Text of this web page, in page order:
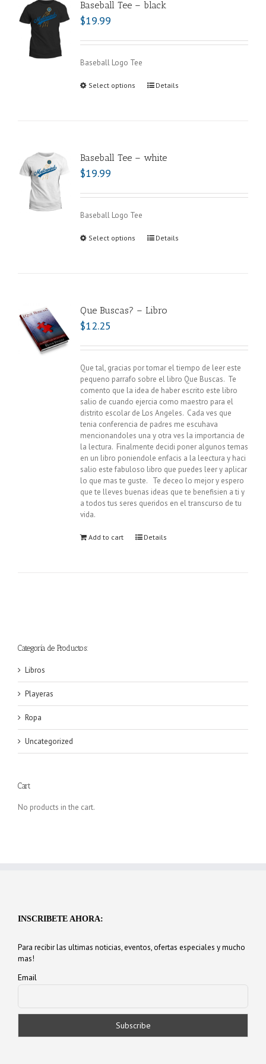
Baseball Tee – black
$19.99
Baseball Logo Tee
Select options Details
Baseball Tee – white
$19.99
Baseball Logo Tee
Select options Details
Que Buscas? – Libro
$12.25
Que tal, gracias por tomar el tiempo de leer este
pequeno parrafo sobre el libro Que Buscas. Te
comento que la idea de haber escrito este libro
salio de cuando ejercia como maestro para el
distrito escolar de Los Angeles. Cada ves que
tenia conferencia de padres me escuhava
mencionandoles una y otra ves la importancia de
la lectura. Finalmente decidi poner algunos temas
en un libro poniendole enfacis a la leectura y haci
salio este fabuloso libro que puedes leer y aplicar
lo que mas te guste. Te deceo lo mejor y espero
que te lleves buenas ideas que te benefisien a ti y
a todos tus seres queridos en el transcurso de tu
vida.
Add to cart Details
Categoría de Productos:
Libros
Playeras
Ropa
Uncategorized
Cart
No products in the cart.
INSCRIBETE AHORA:
Para recibir las ultimas noticias, eventos, ofertas especiales y mucho
mas!
Email